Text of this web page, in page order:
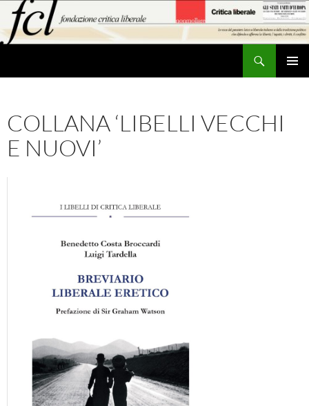
contenuto
COLLANA ‘LIBELLI VECCHI
E NUOVI’